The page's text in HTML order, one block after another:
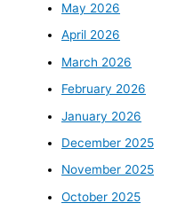
May 2026
April 2026
March 2026
February 2026
January 2026
December 2025
November 2025
October 2025